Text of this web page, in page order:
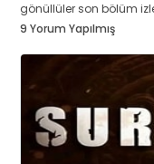
gönüllüler son bölüm
9 Yorum Yapılmış